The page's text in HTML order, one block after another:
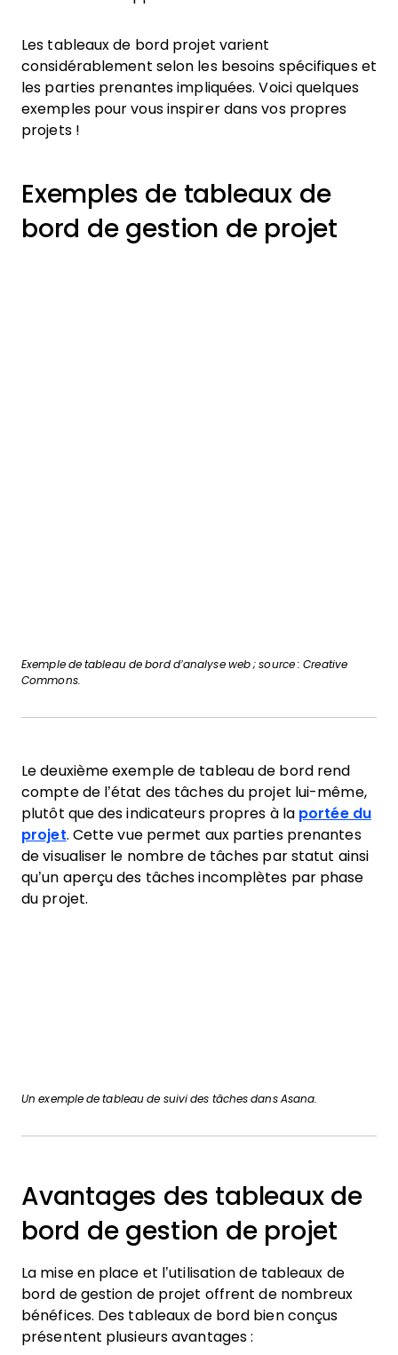
Les tableaux de bord projet varient
considérablement selon les besoins spécifiques et
les parties prenantes impliquées. Voici quelques
exemples pour vous inspirer dans vos propres
projets !
Exemples de tableaux de
bord de gestion de projet
Exemple de tableau de bord d’analyse web ; source : Creative
Commons.
Le deuxième exemple de tableau de bord rend
compte de l’état des tâches du projet lui-même,
plutôt que des indicateurs propres à la portée du
projet. Cette vue permet aux parties prenantes
de visualiser le nombre de tâches par statut ainsi
qu’un aperçu des tâches incomplètes par phase
du projet.
Un exemple de tableau de suivi des tâches dans Asana.
Avantages des tableaux de
bord de gestion de projet
La mise en place et l’utilisation de tableaux de
bord de gestion de projet offrent de nombreux
bénéfices. Des tableaux de bord bien conçus
présentent plusieurs avantages :